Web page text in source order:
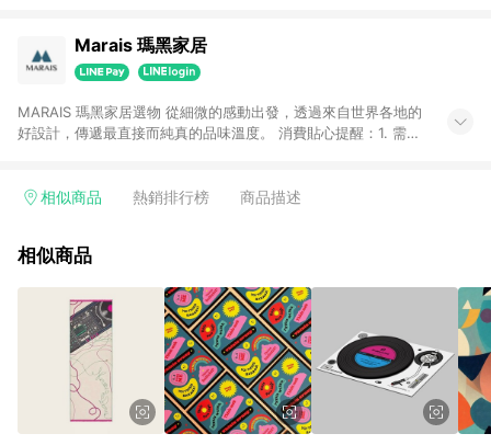
Marais 瑪黑家居
MARAIS 瑪黑家居選物 從細微的感動出發，透過來自世界各地的
好設計，傳遞最直接而純真的品味溫度。 消費貼心提醒：1. 需透
APP下單，將不符合贈點資格。 3. 點數將於出貨後60天前後發
相似商品 熱銷排行榜 商品描述
相似商品